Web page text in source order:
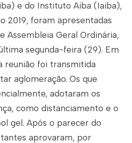
e do Instituto Aiba (Iaiba),
2019, foram apresentadas
Assembleia Geral Ordinária,
segunda-feira (29). Em
reunião foi transmitida
aglomeração. Os que
adotaram os
como distanciamento e o
gel. Após o parecer do
aprovaram, por